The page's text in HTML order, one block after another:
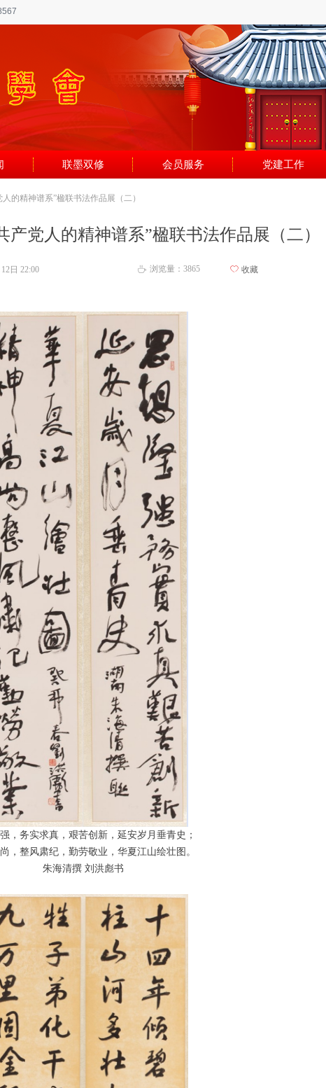
联墨双修 会员服务 党建工作
党人的精神谱系”楹联书法作品展（二）
的精神谱系”楹联书法作品展（二）
，务实求真，艰苦创新，延安岁月垂青史；
，整风肃纪，勤劳敬业，华夏江山绘壮图。
朱海清撰 刘洪彪书
日 22:00 ꄘ 浏览量： 3865 ꄀ 收藏